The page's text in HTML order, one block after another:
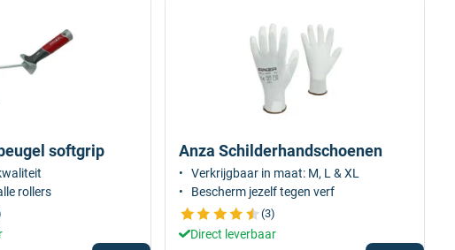
softgrip
rollers
Anza Schilderhandschoenen
Verkrijgbaar in maat: M, L & XL
Bescherm jezelf tegen verf
(3)
Direct leverbaar